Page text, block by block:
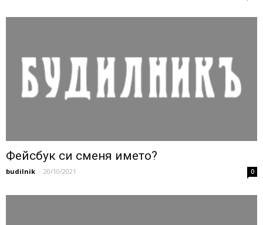
Фейсбук си сменя името?
budilnik - 20/10/2021 0